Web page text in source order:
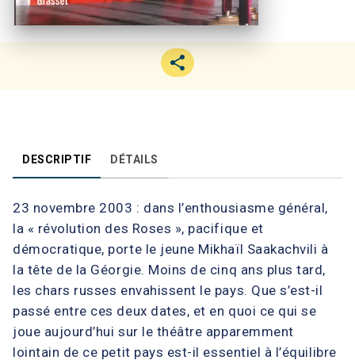
DESCRIPTIF DÉTAILS
23 novembre 2003 : dans l’enthousiasme général,
la « révolution des Roses », pacifique et
démocratique, porte le jeune Mikhaïl Saakachvili à
la tête de la Géorgie. Moins de cinq ans plus tard,
les chars russes envahissent le pays. Que s’est-il
passé entre ces deux dates, et en quoi ce qui se
joue aujourd’hui sur le théâtre apparemment
lointain de ce petit pays est-il essentiel à l’équilibre